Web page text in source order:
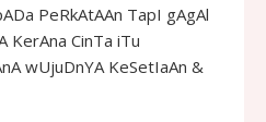
PeRkAtAAn TapI gAgAl
KerAna CinTa iTu
wUjuDnYA KeSetIaAn &